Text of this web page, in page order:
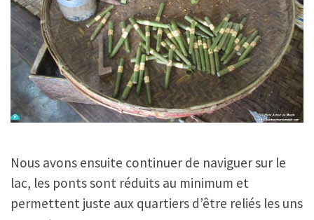
Nous avons ensuite continuer de naviguer sur le
lac, les ponts sont réduits au minimum et
permettent juste aux quartiers d’être reliés les uns